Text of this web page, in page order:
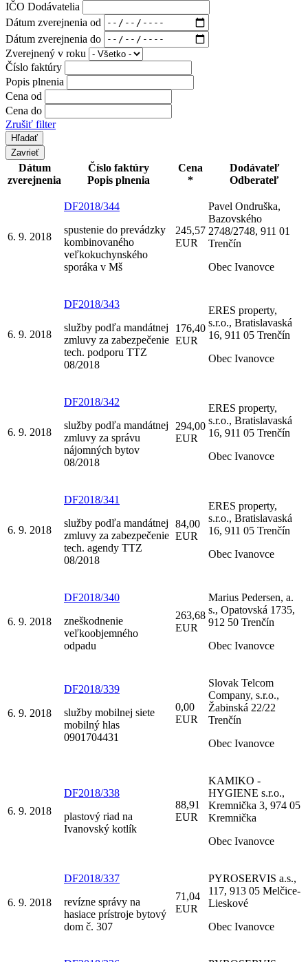
IČO Dodávatelia
Dátum zverejnenia od
Dátum zverejnenia do
Zverejnený v roku
Číslo faktúry
Popis plnenia
Cena od
Cena do
Zrušiť filter
Zavrieť
Dátum
zverejnenia
Číslo faktúry
Popis plnenia
Cena
*
Dodávateľ
Odberateľ
6. 9. 2018
DF2018/344
spustenie do prevádzky
kombinovaného
veľkokuchynského
sporáka v Mš
245,57
EUR
Pavel Ondruška,
Bazovského
2748/2748, 911 01
Trenčín
Obec Ivanovce
6. 9. 2018
DF2018/343
služby podľa mandátnej
zmluvy za zabezpečenie
tech. podporu TTZ
08/2018
176,40
EUR
ERES property,
s.r.o., Bratislavaská
16, 911 05 Trenčín
Obec Ivanovce
6. 9. 2018
DF2018/342
služby podľa mandátnej
zmluvy za správu
nájomných bytov
08/2018
294,00
EUR
ERES property,
s.r.o., Bratislavaská
16, 911 05 Trenčín
Obec Ivanovce
6. 9. 2018
DF2018/341
služby podľa mandátnej
zmluvy za zabezpečenie
tech. agendy TTZ
08/2018
84,00
EUR
ERES property,
s.r.o., Bratislavaská
16, 911 05 Trenčín
Obec Ivanovce
6. 9. 2018
DF2018/340
zneškodnenie
veľkoobjemného
odpadu
263,68
EUR
Marius Pedersen, a.
s., Opatovská 1735,
912 50 Trenčín
Obec Ivanovce
6. 9. 2018
DF2018/339
služby mobilnej siete
mobilný hlas
0901704431
0,00
EUR
Slovak Telcom
Company, s.r.o.,
Žabinská 22/22
Trenčín
Obec Ivanovce
6. 9. 2018
DF2018/338
plastový riad na
Ivanovský kotlík
88,91
EUR
KAMIKO -
HYGIENE s.r.o.,
Kremnička 3, 974 05
Kremnička
Obec Ivanovce
6. 9. 2018
DF2018/337
revízne správy na
hasiace prístroje bytový
dom č. 307
71,04
EUR
PYROSERVIS a.s.,
117, 913 05 Melčice-
Lieskové
Obec Ivanovce